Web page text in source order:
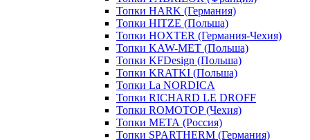
Топки HARK (Германия)
Топки HITZE (Польша)
Топки HOXTER (Германия-Чехия)
Топки KAW-MET (Польша)
Топки KFDesign (Польша)
Топки KRATKI (Польша)
Топки La NORDICA
Топки RICHARD LE DROFF
Топки ROMOTOP (Чехия)
Топки МЕТА (Россия)
Топки SPARTHERM (Германия)